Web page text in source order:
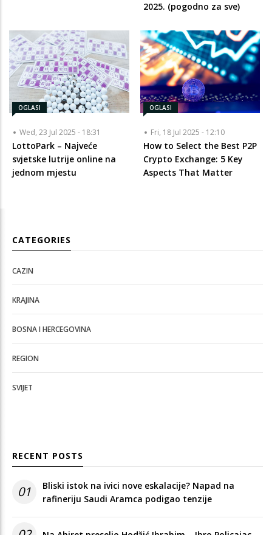
2025. (pogodno za sve)
OGLASI
Wed, 23 Jul 2025 - 18:31
LottoPark – Najveće
svjetske lutrije online na
jednom mjestu
OGLASI
Fri, 18 Jul 2025 - 12:10
How to Select the Best P2P
Crypto Exchange: 5 Key
Aspects That Matter
CATEGORIES
CAZIN
KRAJINA
BOSNA I HERCEGOVINA
REGION
SVIJET
RECENT POSTS
01
Bliski istok na ivici nove eskalacije? Napad na
rafineriju Saudi Aramca podigao tenzije